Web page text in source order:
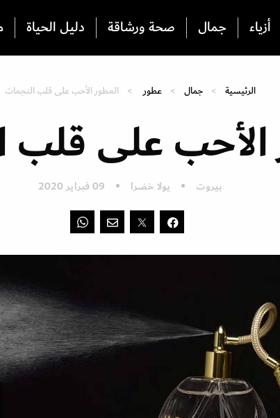
أزياء جمال صحة ورشاقة دليل الحياة
الرئيسية جمال عطور العطور الأحب على قلب النجمات
الأحب على قلب
بيروت يولا خضرا 09 فبراير 2020